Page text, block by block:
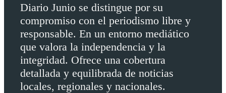
Diario Junio se distingue por su
compromiso con el periodismo libre y
responsable. En un entorno mediático
que valora la independencia y la
integridad. Ofrece una cobertura
detallada y equilibrada de noticias
locales, regionales y nacionales.